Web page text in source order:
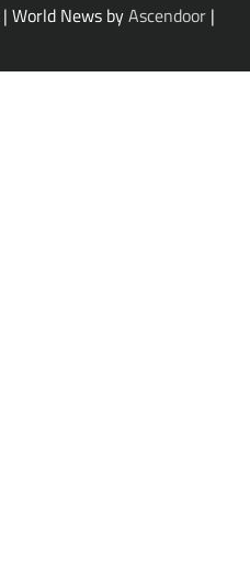
| World News byAscendoor |